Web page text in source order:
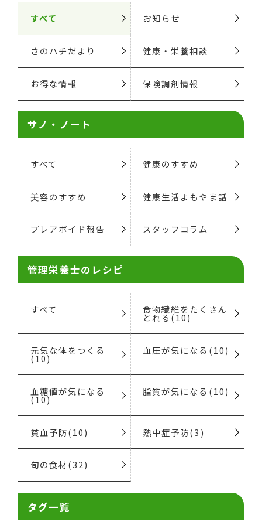
すべて お知らせ
さのハチだより 健康・栄養相談
お得な情報 保険調剤情報
サノ・ノート
すべて 健康のすすめ
美容のすすめ 健康生活よもやま話
プレアボイド報告 スタッフコラム
管理栄養士のレシピ
すべて 食物繊維をたくさん
とれる(10)
元気な体をつくる
(10)
血圧が気になる(10)
血糖値が気になる
(10)
脂質が気になる(10)
貧血予防(10) 熱中症予防(3)
旬の食材(32)
タグ一覧